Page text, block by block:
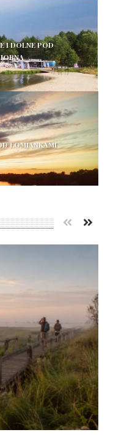
I DOLNE POD
ŁOMIANKAMI